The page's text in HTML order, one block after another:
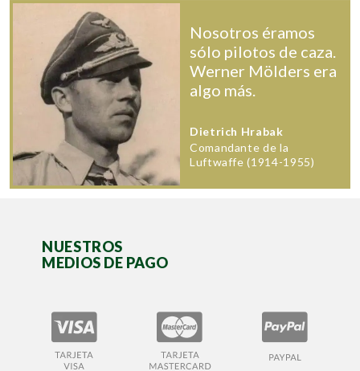
Nosotros éramos
sólo pilotos de caza.
Werner Mölders era
algo más.
Dietrich Hrabak
Comandante de la
Luftwaffe (1914-1955)
NUESTROS
MEDIOS DE PAGO